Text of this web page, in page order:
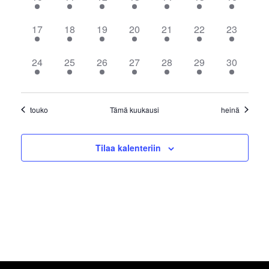
tapahtuma,tapahtuma,tapahtumat,tapahtumat,tapahtumat,tapahtuma,
1
tapahtuma,
17
1
tapahtuma,
18
1
tapahtuma,
19
1
tapahtuma,
20
1
tapahtuma,
21
1
tapahtuma,
22
1
23
1
tapahtuma,
24
1
tapahtuma,
25
1
tapahtuma,
26
1
tapahtuma,
27
1
tapahtuma,
28
1
tapahtuma,
29
1
30
touko Tämä kuukausi heinä
Tilaa kalenteriin